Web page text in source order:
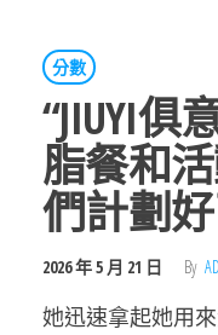
分數
“JIUYI俱
脂餐和
們計劃
2026 年 5 月 21 日 By
她迅速拿起她用